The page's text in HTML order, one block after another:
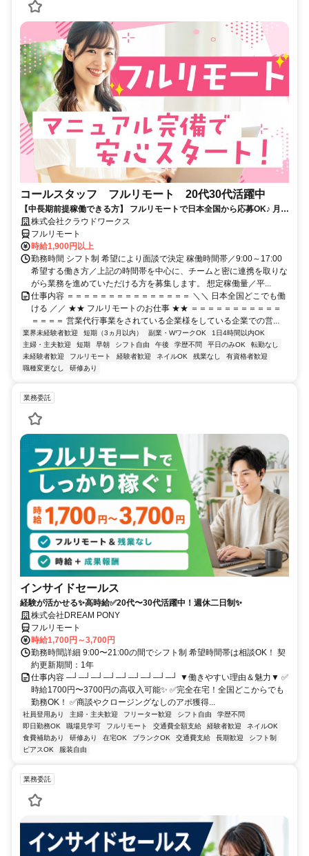
コールスタッフ フルリモート 20代30代活躍中
【中長期前提稼働できる方】 フルリモートで日本全国から応募OK♪ 月稼
働80時間で安定収入！
株式会社クラウドワークス
フルリモート
時給1,900円以上
勤務時間 シフト制 希望により面談で決定 稼働時間帯／9:00～17:00
希望する働き方／上記の時間帯を中心に、チームと密に連携を取りな
がら業務を進めていただける方を募集します。 想定稼働量／平...
仕事内容 ＝＝＝＝＝＝＝＝＝＝＝＝＝＝＝ ＼＼ 日本全国どこでも働
ける ／／ ★★ フルリモートのお仕事 ★★ ＝＝＝＝＝＝＝＝＝＝＝
＝＝＝＝ 営業代行事業をされている企業様をしている企業での営...
業界未経験者歓迎 短期（3ヵ月以内） 副業・WワークOK
1日4時間以内OK
主婦・主夫歓迎
短期 早朝 シフト自由 午後 学歴不問 平日のみOK
転勤なし
未経験者歓迎
フルリモート 経験者歓迎 ネイルOK 残業なし
有資格者歓迎
職種変更なし
研修あり
業務委託
インサイドセールス
経験が活かせる✨高時給✅20代〜30代活躍中！週休二日制✨
株式会社DREAM PONY
フルリモート
時給1,700円～3,700円
勤務時間詳細 9:00〜21:00の間でシフト制 希望時間帯は相談OK！ 契
約更新期間：1年
仕事内容 ─┘─┘─┘─┘─┘─┘─┘─┘─┘ ▼働きやすい理由＆魅力▼ ✅
時給1700円〜3700円の高収入可能✨ ✅完全在宅！全国どこからでも
勤務OK！ ✅商談やクロージングなしのアポ獲得...
社員登用あり 主婦・主夫歓迎 フリーター歓迎 シフト自由
学歴不問
即日勤務OK
職場見学可 フルリモート 交通費全額支給 経験者歓迎
ネイルOK
食費補助あり
研修あり 在宅OK ブランクOK 交通費支給 長期歓迎
シフト制
ピアスOK
服装自由
業務委託